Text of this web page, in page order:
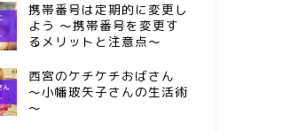
携帯番号は定期的に変更し
よう ～携帯番号を変更す
るメリットと注意点～
西宮のケチケチおばさん
～小幡玻矢子さんの生活術
～